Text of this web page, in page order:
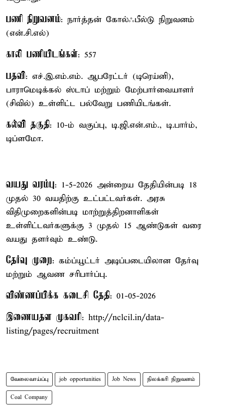
பணி நிறுவனம்: நார்த்தன் கோல்ஃபீல்டு நிறுவனம்
(என்.சி.எல்)
காலி பணியிடங்கள்: 557
பதவி: எச்.இ.எம்.எம். ஆபரேட்டர் (டிரெய்னி),
பாராமெடிக்கல் ஸ்டாப் மற்றும் மேற்பார்வையாளர்
(சிவில்) உள்ளிட்ட பல்வேறு பணியிடங்கள்.
கல்வி தகுதி: 10-ம் வகுப்பு, டி.ஜி.என்.எம்., டி.பார்ம்,
டிப்ளமோ.
வயது வரம்பு: 1-5-2026 அன்றைய தேதியின்படி 18
முதல் 30 வயதிற்கு உட்பட்டவர்கள். அரசு
விதிமுறைகளின்படி மாற்றுத்திறனாளிகள்
உள்ளிட்டவர்களுக்கு 3 முதல் 15 ஆண்டுகள் வரை
வயது தளர்வும் உண்டு.
தேர்வு முறை: கம்ப்யூட்டர் அடிப்படையிலான தேர்வு
மற்றும் ஆவண சரிபார்ப்பு.
விண்ணப்பிக்க கடைசி தேதி: 01-05-2026
இணையதள முகவரி: http://nclcil.in/data-
listing/pages/recruitment
வேலைவாய்ப்பு job opportunities Job News நிலக்கரி நிறுவனம்
Coal Company